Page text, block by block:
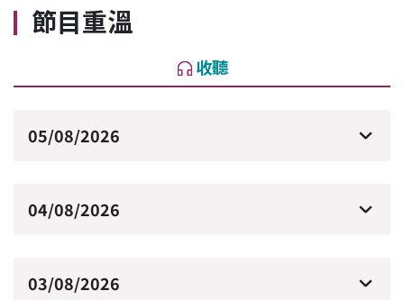
節目重溫
收聽
05/08/2026
04/08/2026
03/08/2026